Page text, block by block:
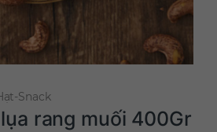
Snack
rang muối 400Gr